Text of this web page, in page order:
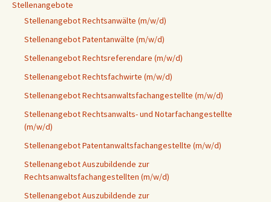
Stellenangebote
Stellenangebot Rechtsanwälte (m/w/d)
Stellenangebot Patentanwälte (m/w/d)
Stellenangebot Rechtsreferendare (m/w/d)
Stellenangebot Rechtsfachwirte (m/w/d)
Stellenangebot Rechtsanwaltsfachangestellte (m/w/d)
Stellenangebot Rechtsanwalts- und Notarfachangestellte
(m/w/d)
Stellenangebot Patentanwaltsfachangestellte (m/w/d)
Stellenangebot Auszubildende zur
Rechtsanwaltsfachangestellten (m/w/d)
Stellenangebot Auszubildende zur